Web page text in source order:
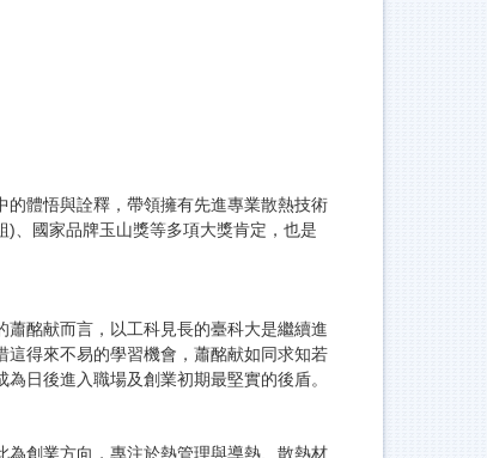
體悟與詮釋，帶領擁有先進專業散熱技術
、國家品牌玉山獎等多項大獎肯定，也是
酩献而言，以工科見長的臺科大是繼續進
得來不易的學習機會，蕭酩献如同求知若
日後進入職場及創業初期最堅實的後盾。
創業方向，專注於熱管理與導熱、散熱材